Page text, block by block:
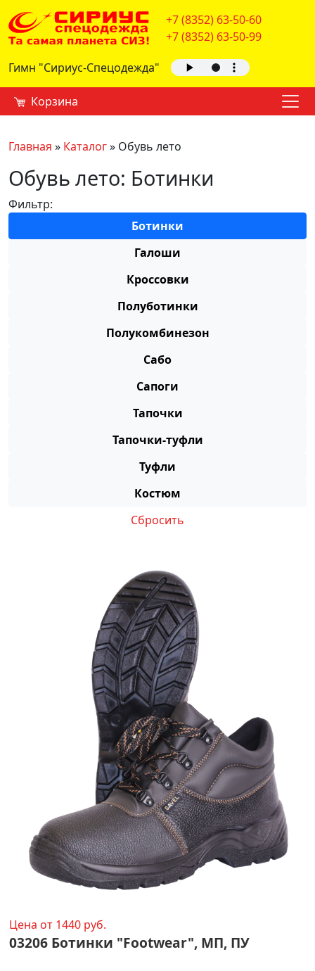
+7 (8352) 63-50-60
+7 (8352) 63-50-99
Гимн "Сириус-Спецодежда"
Корзина
Главная » Каталог» Обувь лето
Обувь лето: Ботинки
Фильтр:
Ботинки
Галоши
Кроссовки
Полуботинки
Полукомбинезон
Сабо
Сапоги
Тапочки
Тапочки-туфли
Туфли
Костюм
Сбросить
Цена от 1440 руб.
03206 Ботинки "Footwear", МП, ПУ